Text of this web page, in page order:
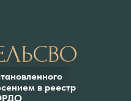
в реестр